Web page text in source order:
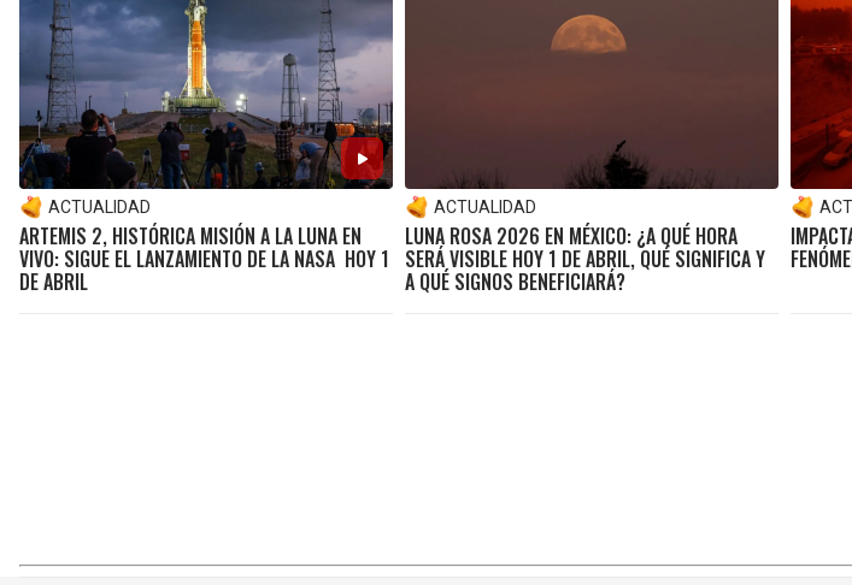
ACTUALIDAD
ARTEMIS 2, HISTÓRICA MISIÓN A LA LUNA EN
VIVO: SIGUE EL LANZAMIENTO DE LA NASA HOY 1
DE ABRIL
ACTUALIDAD
LUNA ROSA 2026 EN MÉXICO: ¿A QUÉ HORA
SERÁ VISIBLE HOY 1 DE ABRIL, QUÉ SIGNIFICA Y
A QUÉ SIGNOS BENEFICIARÁ?